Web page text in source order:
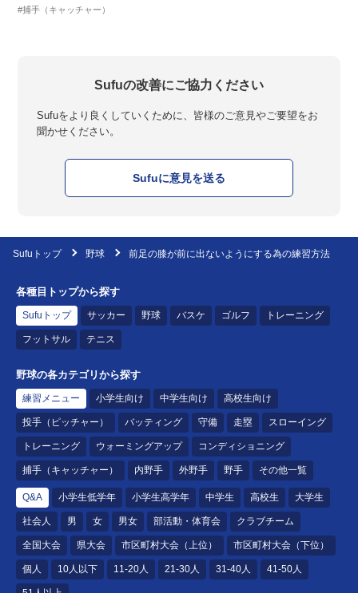
#捕手（キャッチャー）
Sufuの改善にご協力ください
Sufuをより良くしていくために、皆様のご意見やご要望をお
聞かせください。
Sufuに意見を送る
Sufuトップ 野球 前足の膝が前に出ないようにする為の練習方法
各種目トップから探す
Sufuトップ サッカー 野球 バスケ ゴルフ トレーニング
フットサル テニス
野球の各カテゴリから探す
練習メニュー 小学生向け 中学生向け 高校生向け
投手（ピッチャー） バッティング 守備 走塁 スローイング
トレーニング ウォーミングアップ コンディショニング
捕手（キャッチャー） 内野手 外野手 野手 その他一覧
Q&A 小学生低学年 小学生高学年 中学生 高校生 大学生
社会人 男 女 男女 部活動・体育会 クラブチーム
全国大会 県大会 市区町村大会（上位） 市区町村大会（下位）
個人 10人以下 11-20人 21-30人 31-40人 41-50人